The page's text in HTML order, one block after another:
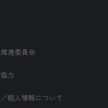
進委員会
力
個人情報について